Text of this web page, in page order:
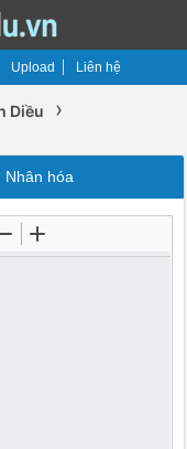
Upload Liên hệ
Diều ›
Nhân hóa